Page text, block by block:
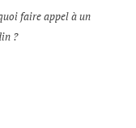
faire appel à un
?